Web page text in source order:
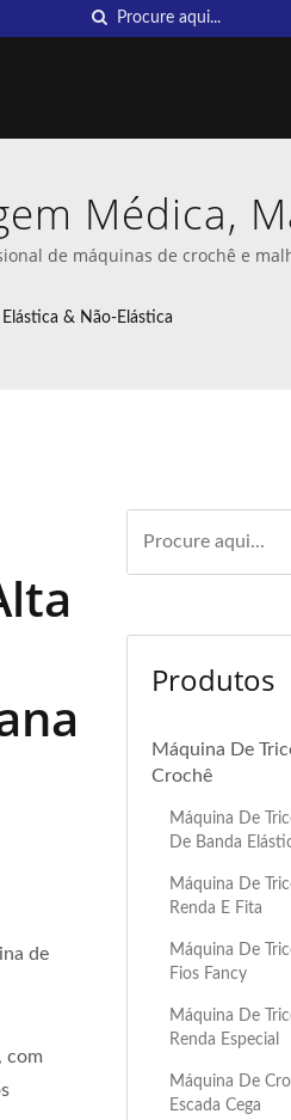
Médica,
de máquinas de crochê e
& Não-Elástica
de
com
Produtos
Máquina De
Crochê
Máquina De
De Banda
Máquina De
Renda E Fita
Máquina De
Fios Fancy
Máquina De
Renda Especial
Máquina De
Escada Cega